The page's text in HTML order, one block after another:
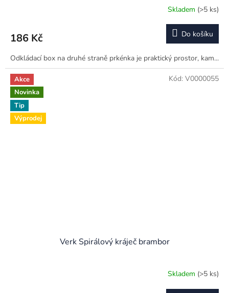
Skladem (>5 ks)
186 Kč Do košíku
Odkládací box na druhé straně prkénka je praktický prostor, kam...
Akce
Novinka
Tip
Výprodej
Verk Spirálový kráječ brambor
Skladem (>5 ks)
Kód: V0000055